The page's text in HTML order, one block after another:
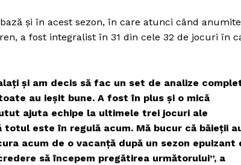
și în acest sezon, în care atunci când anumite
a fost integralist în 31 din cele 32 de jocuri în
și am decis să fac un set de analize
au ieșit bune. A fost în plus și o mică
ajuta echipe la ultimele trei jocuri ale
este în regulă acum. Mă bucur că băieții
acum de o vacanță după un sezon epuizant
să începem pregătirea următorului”, a